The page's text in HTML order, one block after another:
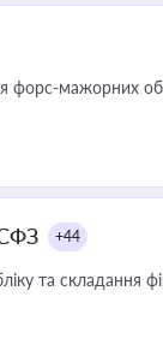
мажорних
+44
та складання